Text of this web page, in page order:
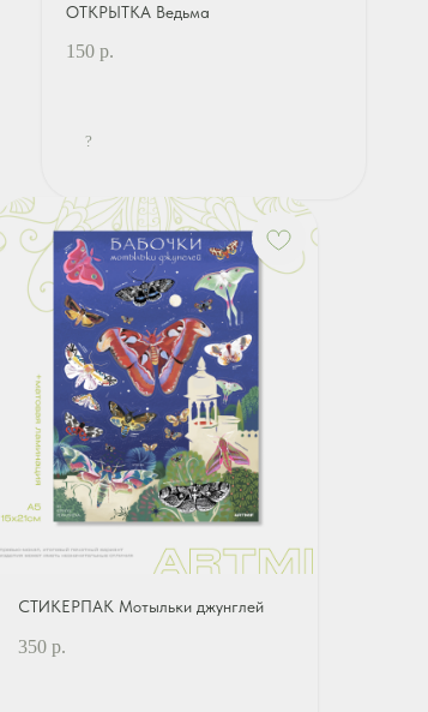
ОТКРЫТКА Ведьма
150 р.
?
СТИКЕРПАК Мотыльки джунглей
350 р.